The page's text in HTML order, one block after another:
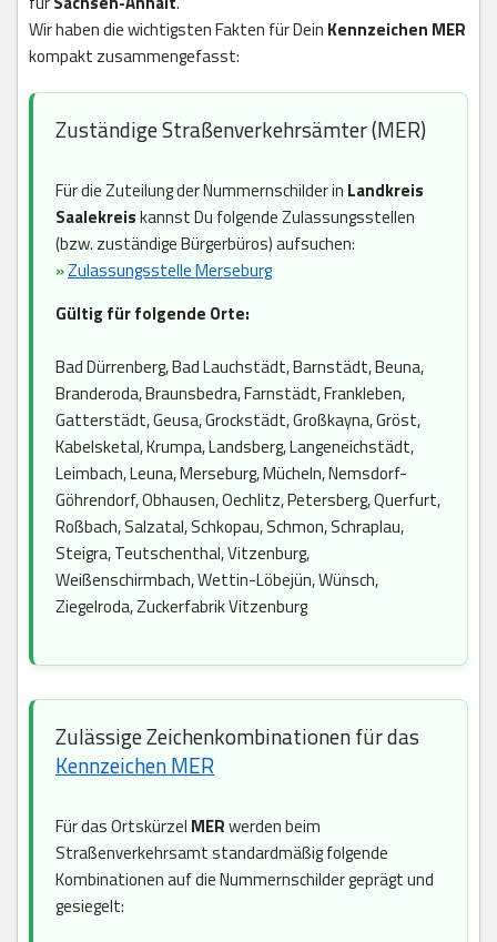
Wir haben die wichtigsten Fakten für Dein Kennzeichen MER
kompakt zusammengefasst:
Zuständige Straßenverkehrsämter (MER)
Für die Zuteilung der Nummernschilder in Landkreis
Saalekreiskannst Du folgende Zulassungsstellen
(bzw. zuständige Bürgerbüros) aufsuchen:
»Zulassungsstelle Merseburg
Gültig für folgende Orte:
Bad Dürrenberg, Bad Lauchstädt, Barnstädt, Beuna,
Branderoda, Braunsbedra, Farnstädt, Frankleben,
Gatterstädt, Geusa, Grockstädt, Großkayna, Gröst,
Kabelsketal, Krumpa, Landsberg, Langeneichstädt,
Leimbach, Leuna, Merseburg, Mücheln, Nemsdorf-
Göhrendorf, Obhausen, Oechlitz, Petersberg, Querfurt,
Roßbach, Salzatal, Schkopau, Schmon, Schraplau,
Steigra, Teutschenthal, Vitzenburg,
Weißenschirmbach, Wettin-Löbejün, Wünsch,
Ziegelroda, Zuckerfabrik Vitzenburg
Zulässige Zeichenkombinationen für das
Kennzeichen MER
Für das Ortskürzel MERwerden beim
Straßenverkehrsamt standardmäßig folgende
Kombinationen auf die Nummernschilder geprägt und
gesiegelt: